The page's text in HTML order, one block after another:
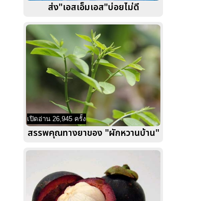
ส่ง"เอสเอ็มเอส"บ่อยไม่ดี
เปิดอ่าน 26,945 ครั้ง
สรรพคุณทางยาของ "ผักหวานบ้าน"